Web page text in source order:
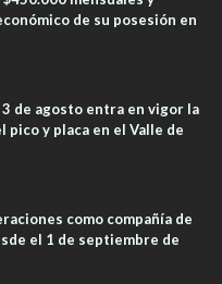
de su posesión en
de agosto entra en vigor la
pico y placa en el Valle de
como compañía de
el 1 de septiembre de